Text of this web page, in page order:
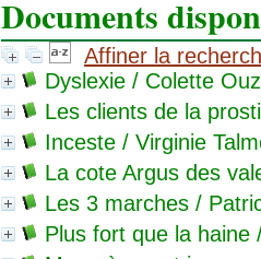
Documents
Affiner la
Dyslexie / Colette
Les clients de la
Inceste / Virginie
La cote Argus des
Les 3 marches /
Plus fort que la haine